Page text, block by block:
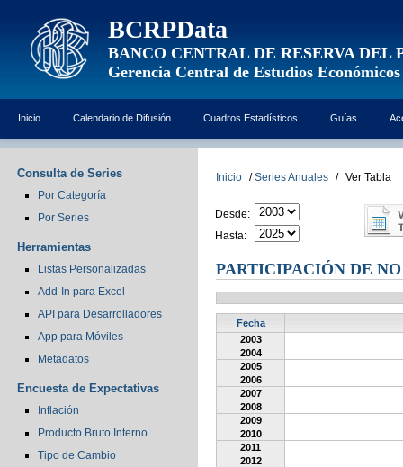
BCRPData
BANCO CENTRAL DE RESERVA DEL
Gerencia Central de Estudios Económicos
Inicio Calendario de Difusión Cuadros Estadísticos Guías
Consulta de Series
Por Categoría
Por Series
Herramientas
Listas Personalizadas
Add-In para Excel
API para Desarrolladores
App para Móviles
Metadatos
Encuesta de Expectativas
Inflación
Producto Bruto Interno
Tipo de Cambio
Inicio / Series Anuales / Ver Tabla
Desde:
Hasta:
PARTICIPACIÓN DE
Fecha
2003
2004
2005
2006
2007
2008
2009
2010
2011
2012